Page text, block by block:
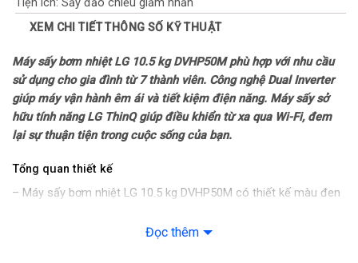
Tiện ích: Sấy đảo chiều giảm nhăn
– Khóa trẻ em
– Hẹn giờ sấy
– Đèn chiếu sáng lồng sấy
XEM CHI TIẾT THÔNG SỐ KỸ THUẬT
Máy sấy bơm nhiệt LG 10.5 kg DVHP50M phù hợp với nhu cầu
sử dụng cho gia đình từ 7 thành viên. Công nghệ Dual Inverter
giúp máy vận hành êm ái và tiết kiệm điện năng. Máy sấy sở
hữu tính năng LG ThinQ giúp điều khiển từ xa qua Wi-Fi, đem
lại sự thuận tiện trong cuộc sống của bạn.
Tổng quan thiết kế
– Máy sấy bơm nhiệt LG 10.5 kg DVHP50M có thiết kế màu đen
Đọc thêm